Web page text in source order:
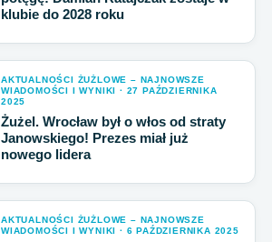
klubie do 2028 roku
AKTUALNOŚCI ŻUŻLOWE – NAJNOWSZE
WIADOMOŚCI I WYNIKI · 27 PAŹDZIERNIKA
2025
Żużel. Wrocław był o włos od straty
Janowskiego! Prezes miał już
nowego lidera
AKTUALNOŚCI ŻUŻLOWE – NAJNOWSZE
WIADOMOŚCI I WYNIKI · 6 PAŹDZIERNIKA 2025